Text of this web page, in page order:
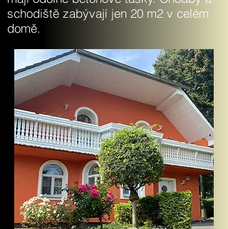
schodiště zabývají jen 20 m2 v celém
domě.